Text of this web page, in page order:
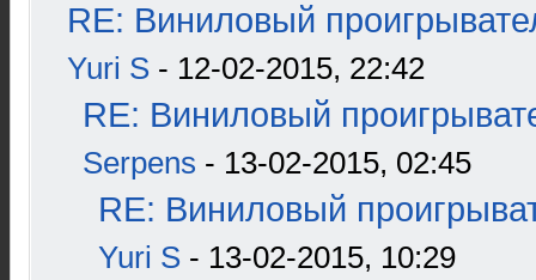
RE: Виниловый
Yuri S - 12-02-2015, 22:42
RE: Виниловый
Serpens - 13-02-2015, 02:45
RE: Виниловый
Yuri S - 13-02-2015, 10:29